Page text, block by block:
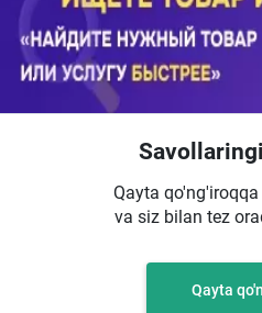
Qayta
va siz bilan tez
Qayta